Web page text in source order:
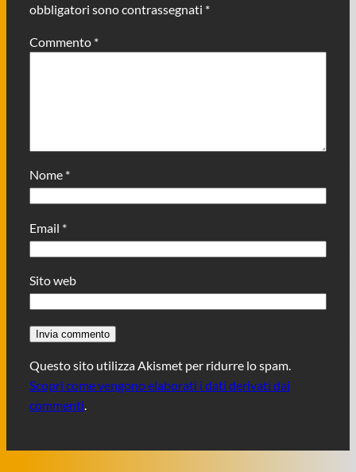
obbligatori sono contrassegnati *
Commento *
Nome *
Email *
Sito web
Questo sito utilizza Akismet per ridurre lo spam.
Scopri come vengono elaborati i dati derivati dai
commenti.